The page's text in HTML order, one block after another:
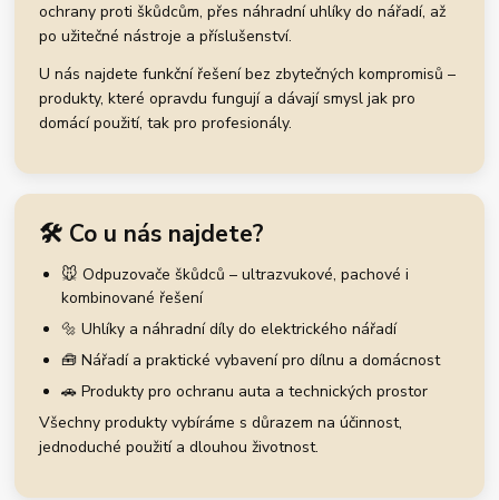
ochrany proti škůdcům, přes náhradní uhlíky do nářadí, až
po užitečné nástroje a příslušenství.
U nás najdete funkční řešení bez zbytečných kompromisů –
produkty, které opravdu fungují a dávají smysl jak pro
domácí použití, tak pro profesionály.
🛠️ Co u nás najdete?
🐭 Odpuzovače škůdců – ultrazvukové, pachové i
kombinované řešení
🔩 Uhlíky a náhradní díly do elektrického nářadí
🧰 Nářadí a praktické vybavení pro dílnu a domácnost
🚗 Produkty pro ochranu auta a technických prostor
Všechny produkty vybíráme s důrazem na účinnost,
jednoduché použití a dlouhou životnost.